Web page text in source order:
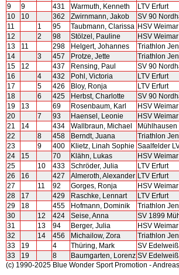
9
9 431 Warmuth, Kenneth LTV Erfurt
10
10 362 Zwirnmann, Jakob SV 90
11
1 95 Taubmann, Clarissa HSV Weimar
12
2 98 Stölzel, Pauline HSV Weimar
13
11 298 Helgert, Johannes Triathlon
14
3 457 Protze, Jette Triathlon
15
12 437 Rensing, Paul SV 90
16
4 432 Pohl, Victoria LTV Erfurt
17
5 426 Bloy, Ronja LTV Erfurt
18
6 425 Herbst, Charlotte SV 90
19
13 69 Rosenbaum, Karl HSV Weimar
20
7 93 Haensel, Leonie HSV Weimar
21
14 434 Wallbraun, Michael Mühlhausen
22
8 458 Berndt, Juana Triathlon
23
9 400 Klietz, Linah Sophie Saalfelder
24
15 70 Klähn, Lukas HSV Weimar
25
10 433 Schröder, Julia LTV Erfurt
26
16 427 Almeroth, Alexander LTV Erfurt
27
11 92 Gorges, Ronja HSV Weimar
28
17 429 Raschke, Lennart LTV Erfurt
29
18 455 Hofmann, Dominik Triathlon
30
12 424 Seise, Anna SV 1899
31
13 94 Berger, Julia HSV Weimar
32
14 456 Michailow, Zora Triathlon
33
19 4 Thüring, Mark SV
33
19 8 Baumgarten, Lorenz SV
(c) 1990-2025 Blue Wonder Sport Promotion -